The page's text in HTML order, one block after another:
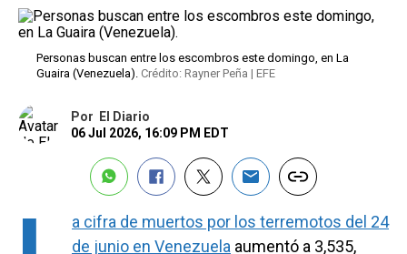
Personas buscan entre los escombros este domingo, en La
Guaira (Venezuela). Crédito: Rayner Peña | EFE
Por
El Diario
06 Jul 2026, 16:09 PM EDT
a cifra de muertos por los terremotos del 24
de junio en Venezuela aumentó a 3,535,